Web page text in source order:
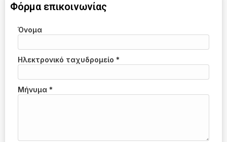
Φόρμα επικοινωνίας
Όνομα
Ηλεκτρονικό ταχυδρομείο *
Μήνυμα *